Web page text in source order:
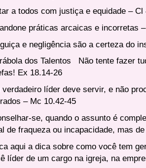
a todos com justiça e equidade – Cl
práticas arcaicas e incorretas
e negligência são a certeza do
dos Talentos Não tente fazer
Ex 18.14-26
verdadeiro líder deve servir, e não
– Mc 10.42-45
se, quando o assunto é
de fraqueza ou incapacidade, mas
aqui a dica sobre como você tem
líder de um cargo na igreja, na